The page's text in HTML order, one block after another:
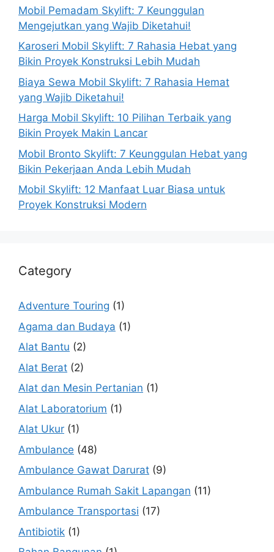
Mobil Pemadam Skylift: 7 Keunggulan
Mengejutkan yang Wajib Diketahui!
Karoseri Mobil Skylift: 7 Rahasia Hebat yang
Bikin Proyek Konstruksi Lebih Mudah
Biaya Sewa Mobil Skylift: 7 Rahasia Hemat
yang Wajib Diketahui!
Harga Mobil Skylift: 10 Pilihan Terbaik yang
Bikin Proyek Makin Lancar
Mobil Bronto Skylift: 7 Keunggulan Hebat yang
Bikin Pekerjaan Anda Lebih Mudah
Mobil Skylift: 12 Manfaat Luar Biasa untuk
Proyek Konstruksi Modern
Category
Adventure Touring (1)
Agama dan Budaya (1)
Alat Bantu (2)
Alat Berat (2)
Alat dan Mesin Pertanian (1)
Alat Laboratorium (1)
Alat Ukur (1)
Ambulance (48)
Ambulance Gawat Darurat (9)
Ambulance Rumah Sakit Lapangan (11)
Ambulance Transportasi (17)
Antibiotik (1)